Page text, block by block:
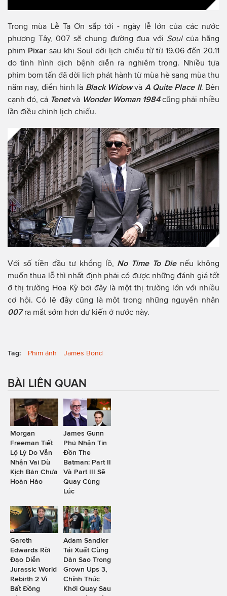
Trong mùa Lễ Tạ Ơn sắp tới - ngày lễ lớn của các nước
phương Tây, 007 sẽ chung đường đua với Soulcủa hãng
phim Pixar sau khi Soul dời lịch chiếu từ từ 19.06 đến 20.11
do tình hình dịch bệnh diễn ra nghiêm trọng. Nhiều tựa
phim bom tấn đã dời lịch phát hành từ mùa hè sang mùa thu
năm nay, điển hình là Black Widowvà A Quite Place II. Bên
cạnh đó, cả Tenetvà Wonder Woman 1984cũng phải nhiều
lần điều chỉnh lịch chiếu.
Với số tiền đầu tư khổng lồ, No Time To Dienếu không
muốn thua lỗ thì nhất định phải có được những đánh giá tốt
ở thị trường Hoa Kỳ bởi đây là một thị trường lớn với nhiều
cơ hội. Có lẽ đây cũng là một trong những nguyên nhân
007ra mắt sớm hơn dự kiến ở nước này.
Tag: Phim ảnh James Bond
BÀI LIÊN QUAN
Morgan
Freeman Tiết
Lộ Lý Do Vẫn
Nhận Vai Dù
Kịch Bản Chưa
Hoàn Hảo
James Gunn
Phủ Nhận Tin
Đồn The
Batman: Part II
Và Part III Sẽ
Quay Cùng
Lúc
Gareth
Edwards Rời
Đạo Diễn
Jurassic World
Rebirth 2 Vì
Bất Đồng
Adam Sandler
Tái Xuất Cùng
Dàn Sao Trong
Grown Ups 3,
Chính Thức
Khởi Quay Sau